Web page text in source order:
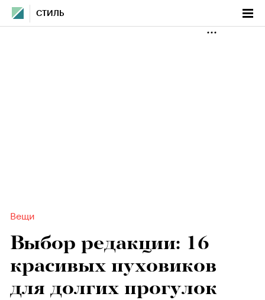
СТИЛЬ
Вещи
Выбор редакции: 16
красивых пуховиков
для долгих прогулок